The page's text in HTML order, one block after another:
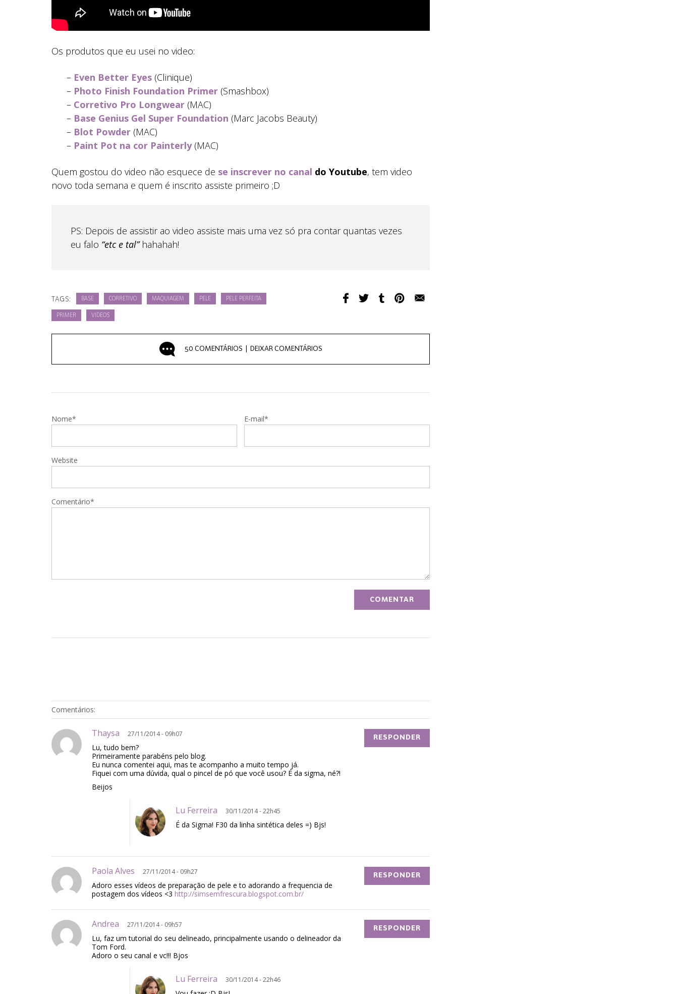
Os produtos que eu usei no video:
– Even Better Eyes (Clinique)
– Photo Finish Foundation Primer (Smashbox)
– Corretivo Pro Longwear (MAC)
– Base Genius Gel Super Foundation (Marc Jacobs Beauty)
– Blot Powder (MAC)
– Paint Pot na cor Painterly(MAC)
Quem gostou do video não esquece de se inscrever no canal do Youtube, tem video
novo toda semana e quem é inscrito assiste primeiro ;D
PS: Depois de assistir ao video assiste mais uma vez só pra contar quantas vezes
eu falo “etc e tal”hahahah!
TAGS: BASE CORRETIVO MAQUIAGEM PELE PELE PERFEITA
PRIMER VIDEOS
50 COMENTÁRIOS | DEIXAR COMENTÁRIOS
Nome* E-mail*
Website
Comentário*
Comentários:
Thaysa 27/11/2014 - 09h07
Lu, tudo bem?
Primeiramente parabéns pelo blog.
Eu nunca comentei aqui, mas te acompanho a muito tempo já.
Fiquei com uma dúvida, qual o pincel de pó que você usou? É da sigma, né?!
Beijos
RESPONDER
Lu Ferreira 30/11/2014 - 22h45
É da Sigma! F30 da linha sintética deles =) Bjs!
Paola Alves 27/11/2014 - 09h27
Adoro esses vídeos de preparação de pele e to adorando a frequencia de
postagem dos vídeos <3 http://simsemfrescura.blogspot.com.br/
RESPONDER
Andrea 27/11/2014 - 09h57
Lu, faz um tutorial do seu delineado, principalmente usando o delineador da
Tom Ford.
Adoro o seu canal e vc!!! Bjos
RESPONDER
Lu Ferreira 30/11/2014 - 22h46